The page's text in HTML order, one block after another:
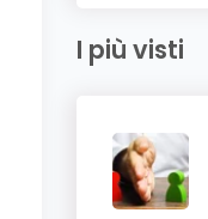
I più visti